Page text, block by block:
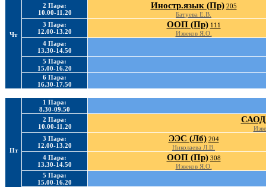
Чт
2 Пара:
10.00-11.20
Иностр.язык (Пр) 205
Батуева Е.В.
3 Пара:
12.00-13.20
ООП (Пр) 111
Извеков Я.О.
4 Пара:
13.30-14.50
5 Пара:
15.00-16.20
6 Пара:
16.30-17.50
Пт
1 Пара:
8.30-09.50
2 Пара:
10.00-11.20
САОД
3 Пара:
12.00-13.20
ЭЭС (Лб) 204
Николаева Л.В.
4 Пара:
13.30-14.50
ООП (Пр) 308
Извеков Я.О.
5 Пара:
15.00-16.20